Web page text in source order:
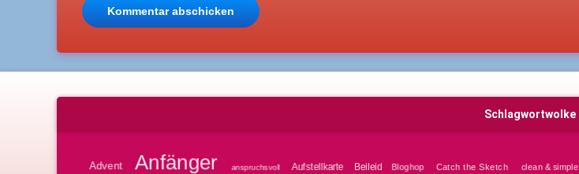
Schlagwortwolke
Advent Anfänger anspruchsvoll Aufstellkarte Beileid Bloghop Catch the Sketch clean & simple